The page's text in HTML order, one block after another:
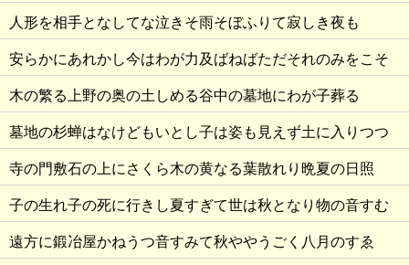
人形を相手となしてな泣きそ雨そぼふりて寂しき夜も
安らかにあれかし今はわが力及ばねばただそれのみをこそ
木の繁る上野の奥の土しめる谷中の墓地にわが子葬る
墓地の杉蝉はなけどもいとし子は姿も見えず土に入りつつ
寺の門敷石の上にさくら木の黄なる葉散れり晩夏の日照
子の生れ子の死に行きし夏すぎて世は秋となり物の音すむ
遠方に鍛冶屋かねうつ音すみて秋ややうごく八月のすゑ